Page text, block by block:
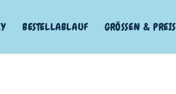
BESTELLABLAUF GRÖSSEN & PREISE